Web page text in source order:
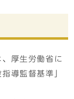
厚生労働省に
導監督基準」